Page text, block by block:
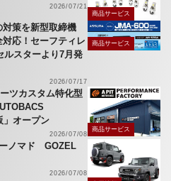
2026/07/21
商品サービス
策を新型取締機
対応！セーフティレ
ルスターより7月発
2026/07/17
商品サービス
ツカスタム特化型
」オープン
2026/07/08
商品サービス
ノマド GOZEL
2026/07/08